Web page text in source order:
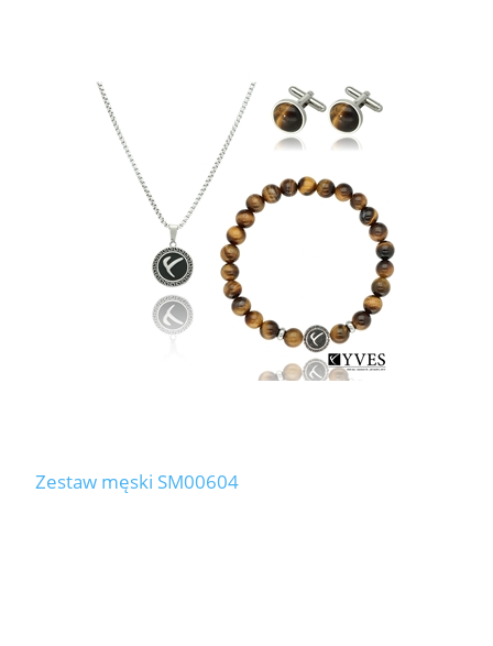
Zestaw męski SM00604